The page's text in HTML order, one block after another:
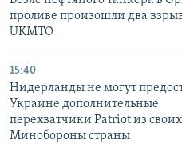
проливе произошли два
UKMTO
15:40
Нидерланды не могут
Украине дополнительные
перехватчики Patriot из своих
Минобороны страны